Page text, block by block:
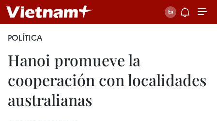
POLÍTICA
Hanoi promueve la
cooperación con localidades
australianas